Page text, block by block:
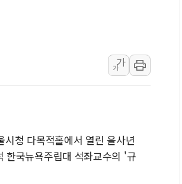
주·인천 경선 발표...김민석 '재역전' vs 정청래 '
쇼크에 금리 인상 우려 후퇴…S&P500 최고치
세 꺾이나…고용 감소에 9월 동결 전망 우세
가
가
청 다목적홀에서 열린 을사년
한국뉴욕주립대 석좌교수의 '규